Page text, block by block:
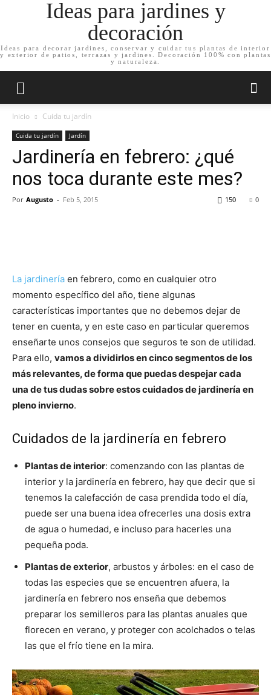
Ideas para jardines y
decoración
Ideas para decorar jardines, conservar y cuidar tus plantas de interior
y exterior de patios, terrazas y jardines. Decoración 100% con plantas
y naturaleza.
Inicio Cuida tu jardín
Cuida tu jardín Jardín
Jardinería en febrero: ¿qué
nos toca durante este mes?
Por Augusto - Feb 5, 2015 0
150
La jardinería en febrero, como en cualquier otro
momento específico del año, tiene algunas
características importantes que no debemos dejar de
tener en cuenta, y en este caso en particular queremos
enseñarte unos consejos que seguros te son de utilidad.
Para ello, vamos a dividirlos en cinco segmentos de los
más relevantes, de forma que puedas despejar cada
una de tus dudas sobre estos cuidados de jardinería en
pleno invierno.
Cuidados de la jardinería en febrero
Plantas de interior: comenzando con las plantas de
interior y la jardinería en febrero, hay que decir que si
tenemos la calefacción de casa prendida todo el día,
puede ser una buena idea ofrecerles una dosis extra
de agua o humedad, e incluso para hacerles una
pequeña poda.
Plantas de exterior, arbustos y árboles: en el caso de
todas las especies que se encuentren afuera, la
jardinería en febrero nos enseña que debemos
preparar los semilleros para las plantas anuales que
florecen en verano, y proteger con acolchados o telas
las que el frío tiene en la mira.